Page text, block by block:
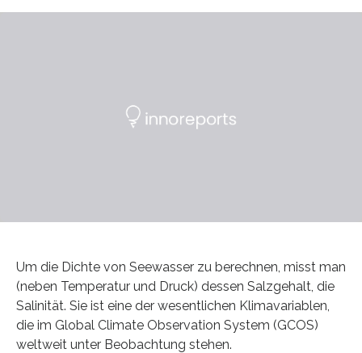
Um die Dichte von Seewasser zu berechnen, misst man
(neben Temperatur und Druck) dessen Salzgehalt, die
Salinität. Sie ist eine der wesentlichen Klimavariablen,
die im Global Climate Observation System (GCOS)
weltweit unter Beobachtung stehen.